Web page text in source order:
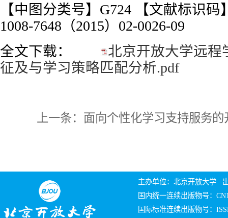
【中图分类号】G724 【文献标识
1008-7648（2015）02-0026-09
全文下载：
北京开放大学远程
征及与学习策略匹配分析.pdf
上一条： 面向个性化学习支持服务
主办单位：北京开放大学
国内统一连续出版物号：
国际标准连续出版物号：